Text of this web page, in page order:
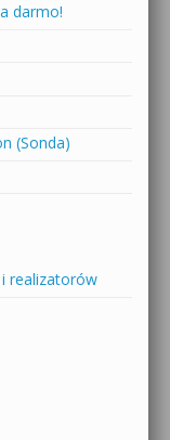
darmo!
(Sonda)
realizatorów